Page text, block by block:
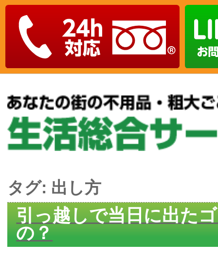
タグ: 出し方
引っ越しで当日に出た
の？